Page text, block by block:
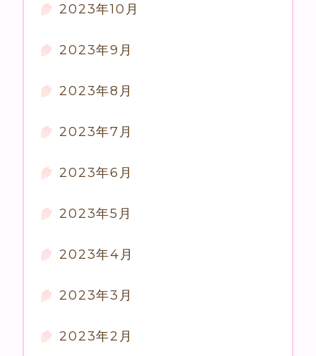
2023年10月
2023年9月
2023年8月
2023年7月
2023年6月
2023年5月
2023年4月
2023年3月
2023年2月